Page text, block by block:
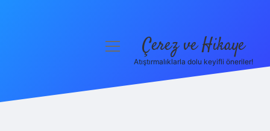
menüyü Çerez ve Hikaye
Atıştırmalıklarla dolu keyifli öneriler!